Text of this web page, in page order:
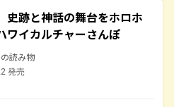
跡と神話の舞台をホロホ
イカルチャーさんぽ
読み物
発売